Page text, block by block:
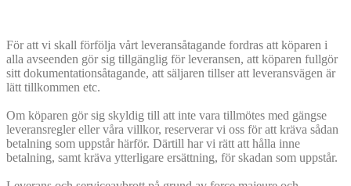
För att vi skall förfölja vårt leveransåtagande fordras att köparen i
alla avseenden gör sig tillgänglig för leveransen, att köparen fullgör
sitt dokumentationsåtagande, att säljaren tillser att leveransvägen är
lätt tillkommen etc.
Om köparen gör sig skyldig till att inte vara tillmötes med gängse
leveransregler eller våra villkor, reserverar vi oss för att kräva sådan
betalning som uppstår härför. Därtill har vi rätt att hålla inne
betalning, samt kräva ytterligare ersättning, för skadan som uppstår.